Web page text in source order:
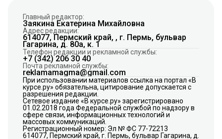
Главный редактор:
Заякина Екатерина Михайловна
Адрес редакции:
614077, Пермский край, , г. Пермь, бульвар
Гагарина, д. 80а, к. 1
Телефон редакции и рекламной службы:
+7 (342) 206 30 40
Почта рекламной службы:
reklamamagma@gmail.com
При использовании материалов ссылка на портал «В
курсе.ру» обязательна, цитирование допускается с
разрешения редакции.
Сетевое издание «В курсе.ру» зарегистрировано
01.02.2018 года Федеральной службой по надзору в
сфере связи, информационных технологий и
массовых коммуникаций.
Регистрационный номер: Эл № ФС 77-72213
614077, Пермский край, г. Пермь, бульвар Гагарина, д.